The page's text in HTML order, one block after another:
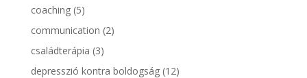
coaching(5)
communication (2)
családterápia (3)
depresszió kontra boldogság(12)